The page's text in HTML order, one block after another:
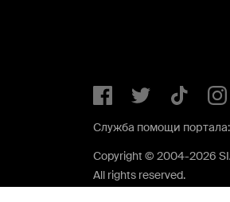
Служба помощи
Copyright © 2004-2026
All rights reserved.